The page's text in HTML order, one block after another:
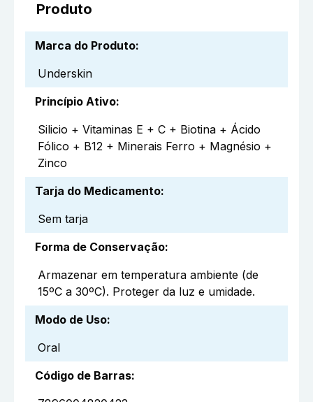
Produto
Marca do Produto:
Underskin
Princípio Ativo:
Silicio + Vitaminas E + C + Biotina + Ácido
Fólico + B12 + Minerais Ferro + Magnésio +
Zinco
Tarja do Medicamento:
Sem tarja
Forma de Conservação:
Armazenar em temperatura ambiente (de
15ºC a 30ºC). Proteger da luz e umidade.
Modo de Uso:
Oral
Código de Barras: